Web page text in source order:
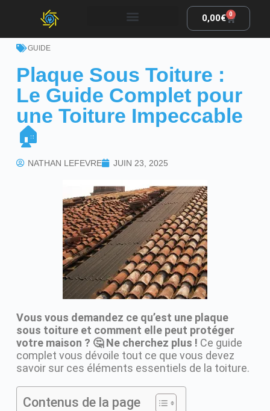
0,00€ 0
GUIDE
Plaque Sous Toiture :
Le Guide Complet pour
une Toiture Impeccable
🏠
NATHAN LEFEVRE JUIN 23, 2025
Vous vous demandez ce qu’est une plaque
sous toiture et comment elle peut protéger
votre maison ? 🤔 Ne cherchez plus ! Ce guide
complet vous dévoile tout ce que vous devez
savoir sur ces éléments essentiels de la toiture.
Contenus de la page